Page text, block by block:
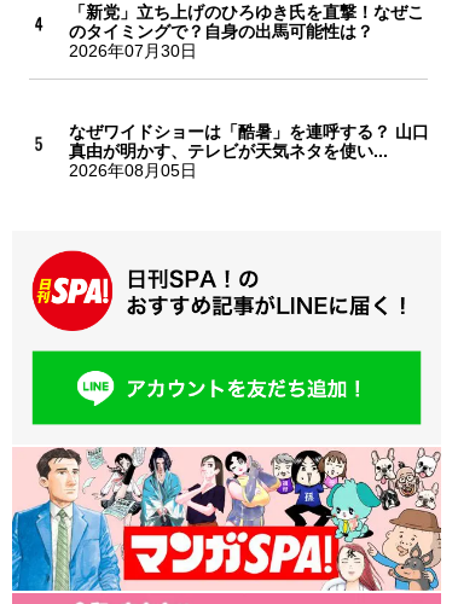
「新党」立ち上げのひろゆき氏を直撃！なぜこ
のタイミングで？自身の出馬可能性は？
2026年07月30日
なぜワイドショーは「酷暑」を連呼する？ 山口
真由が明かす、テレビが天気ネタを使い...
2026年08月05日